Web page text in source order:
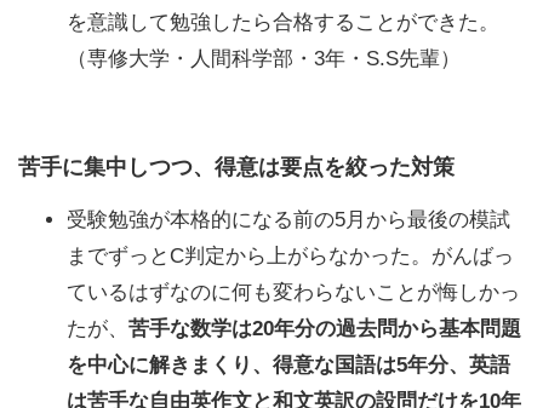
を意識して勉強したら合格することができた。
（専修大学・人間科学部・3年・S.S先輩）
苦手に集中しつつ、得意は要点を絞った対策
受験勉強が本格的になる前の5月から最後の模試
までずっとC判定から上がらなかった。がんばっ
ているはずなのに何も変わらないことが悔しかっ
たが、 苦手な数学は20年分の過去問から基本問題
を中心に解きまくり、得意な国語は5年分、英語
は苦手な自由英作文と和文英訳の設問だけを10年